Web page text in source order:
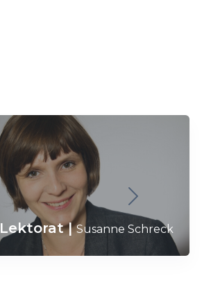
Lektorat|Susanne Schreck